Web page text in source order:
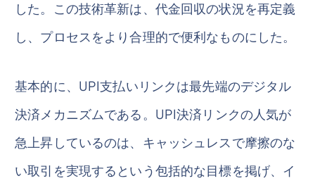
した。この技術革新は、代金回収の状況を再定義
し、プロセスをより合理的で便利なものにした。
基本的に、UPI支払いリンクは最先端のデジタル
決済メカニズムである。UPI決済リンクの人気が
急上昇しているのは、キャッシュレスで摩擦のな
い取引を実現するという包括的な目標を掲げ、イ